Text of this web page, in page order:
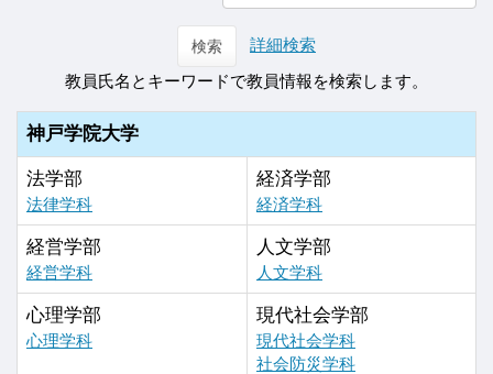
検索
詳細検索
教員氏名とキーワードで教員情報を検索します。
神戸学院大学
法学部
法律学科
経済学部
経済学科
経営学部
経営学科
人文学部
人文学科
心理学部
心理学科
現代社会学部
現代社会学科
社会防災学科